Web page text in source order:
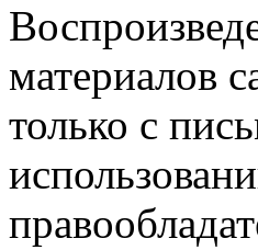
материалов
только с